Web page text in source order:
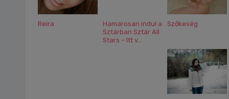
Reira
Hamarosan indul a
Sztárban Sztár All
Stars – Itt v...
Szőkeség